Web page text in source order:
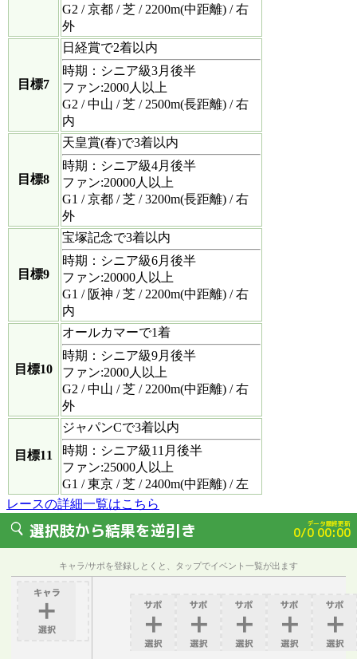
G2 / 京都 / 芝 / 2200m(中距離) / 右
外
目標7
日経賞で2着以内
時期：シニア級3月後半
ファン:2000人以上
G2 / 中山 / 芝 / 2500m(長距離) / 右
内
目標8
天皇賞(春)で3着以内
時期：シニア級4月後半
ファン:20000人以上
G1 / 京都 / 芝 / 3200m(長距離) / 右
外
目標9
宝塚記念で3着以内
時期：シニア級6月後半
ファン:20000人以上
G1 / 阪神 / 芝 / 2200m(中距離) / 右
内
目標10
オールカマーで1着
時期：シニア級9月後半
ファン:2000人以上
G2 / 中山 / 芝 / 2200m(中距離) / 右
外
目標11
ジャパンCで3着以内
時期：シニア級11月後半
ファン:25000人以上
G1 / 東京 / 芝 / 2400m(中距離) / 左
レースの詳細一覧はこちら
選択肢から結果を逆引き データ最終更新
0/0 00:00
キャラ/サポを登録しとくと、タップでイベント一覧が出ます